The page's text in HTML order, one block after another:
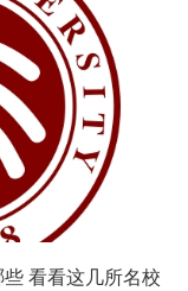
看看这几所名校